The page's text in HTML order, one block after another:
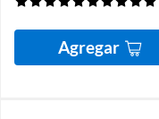
Agregar